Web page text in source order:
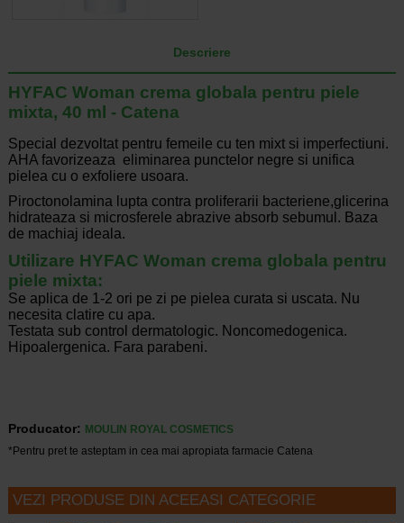
Descriere
HYFAC Woman crema globala pentru piele
mixta, 40 ml - Catena
Special dezvoltat pentru femeile cu ten mixt si imperfectiuni.
AHA favorizeaza eliminarea punctelor negre si unifica
pielea cu o exfoliere usoara.
Piroctonolamina lupta contra proliferarii bacteriene,glicerina
hidrateaza si microsferele abrazive absorb sebumul. Baza
de machiaj ideala.
Utilizare HYFAC Woman crema globala pentru
piele mixta:
Se aplica de 1-2 ori pe zi pe pielea curata si uscata. Nu
necesita clatire cu apa.
Testata sub control dermatologic. Noncomedogenica.
Hipoalergenica. Fara parabeni.
Producator: MOULIN ROYAL COSMETICS
*Pentru pret te asteptam in cea mai apropiata farmacie Catena
VEZI PRODUSE DIN ACEEASI CATEGORIE